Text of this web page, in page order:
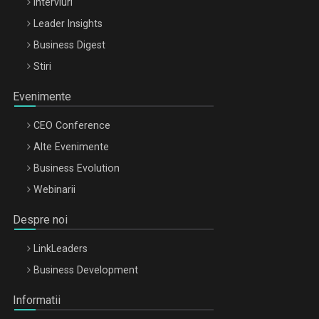
Leader Insights
Business Digest
Stiri
Evenimente
CEO Conference
Alte Evenimente
Business Evolution
Webinarii
Despre noi
LinkLeaders
Business Development
Informatii